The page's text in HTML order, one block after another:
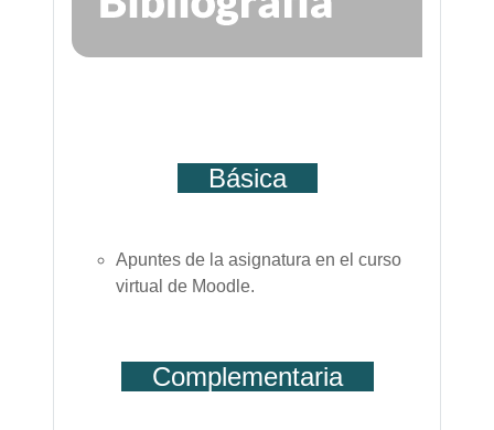
Básica
Apuntes de la asignatura en el curso
virtual de Moodle.
Complementaria